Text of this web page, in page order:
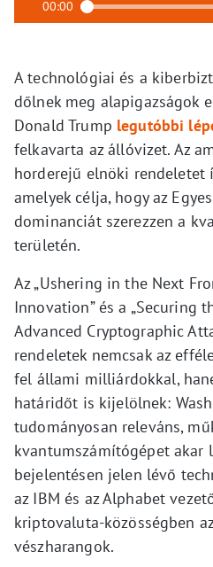
00:00
A technológiai és a
dőlnek meg alapigazságok
Donald Trump legutóbbi
felkavarta az állóvizet. Az
horderejű elnöki rendeletet
amelyek célja, hogy az
dominanciát szerezzen a
területén.
Az „Ushering in the Next
Innovation” és a „Securing
Advanced Cryptographic
rendeletek nemcsak az
fel állami milliárdokkal,
határidőt is kijelölnek:
tudományosan releváns,
kvantumszámítógépet akar
bejelentésen jelen lévő
az IBM és az Alphabet
kriptovaluta-közösségben
vészharangok.